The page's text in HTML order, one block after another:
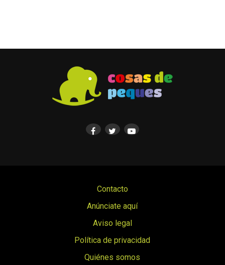
Contacto
Anúnciate aquí
Aviso legal
Política de privacidad
Quiénes somos